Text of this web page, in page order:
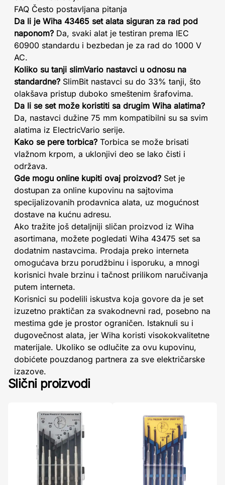
FAQ Često postavljana pitanja
Da li je Wiha 43465 set alata siguran za rad pod
naponom? Da, svaki alat je testiran prema IEC
60900 standardu i bezbedan je za rad do 1000 V
AC.
Koliko su tanji slimVario nastavci u odnosu na
standardne? SlimBit nastavci su do 33% tanji, što
olakšava pristup duboko smeštenim šrafovima.
Da li se set može koristiti sa drugim Wiha alatima?
Da, nastavci dužine 75 mm kompatibilni su sa svim
alatima iz ElectricVario serije.
Kako se pere torbica? Torbica se može brisati
vlažnom krpom, a uklonjivi deo se lako čisti i
održava.
Gde mogu online kupiti ovaj proizvod? Set je
dostupan za online kupovinu na sajtovima
specijalizovanih prodavnica alata, uz mogućnost
dostave na kućnu adresu.
Ako tražite još detaljniji sličan proizvod iz Wiha
asortimana, možete pogledati Wiha 43475 set sa
dodatnim nastavcima. Prodaja preko interneta
omogućava brzu porudžbinu i isporuku, a mnogi
korisnici hvale brzinu i tačnost prilikom naručivanja
putem interneta.
Korisnici su podelili iskustva koja govore da je set
izuzetno praktičan za svakodnevni rad, posebno na
mestima gde je prostor ograničen. Istaknuli su i
dugovečnost alata, jer Wiha koristi visokokvalitetne
materijale. Ukoliko se odlučite za ovu kupovinu,
dobićete pouzdanog partnera za sve električarske
izazove.
Slični proizvodi